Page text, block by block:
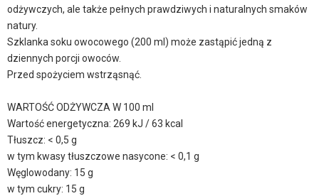
odżywczych, ale także pełnych prawdziwych i naturalnych smaków
natury.
Szklanka soku owocowego (200 ml) może zastąpić jedną z
dziennych porcji owoców.
Przed spożyciem wstrząsnąć.
WARTOŚĆ ODŻYWCZA W 100 ml
Wartość energetyczna: 269 kJ / 63 kcal
Tłuszcz: < 0,5 g
w tym kwasy tłuszczowe nasycone: < 0,1 g
Węglowodany: 15 g
w tym cukry: 15 g